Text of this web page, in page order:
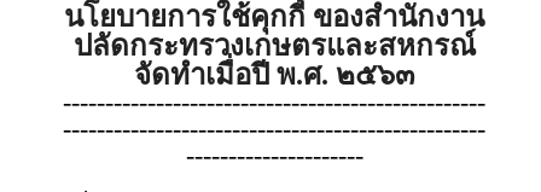
นโยบายการใช้คุกกี้ ของสำนักงาน
ปลัดกระทรวงเกษตรและสหกรณ์
จัดทำเมื่อปี พ.ศ. ๒๕๖๓
--------------------------------------------------
--------------------------------------------------
---------------------